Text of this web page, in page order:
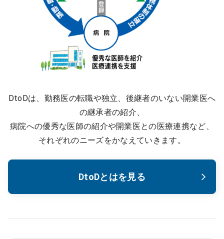
DtoDは、勤務医の転職や独立、後継者のいない開業医へ
の継承者の紹介、
病院への優秀な医師の紹介や開業医との医療連携など、
それぞれのニーズをかなえていきます。
DtoDとはを見る